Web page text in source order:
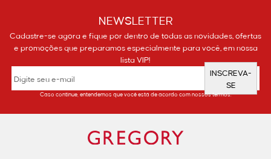
NEWSLETTER
Cadastre-se agora e fique por dentro de todas as novidades, ofertas
e promoções que preparamos especialmente para você, em nossa
lista VIP!
INSCREVA-
SE
Caso continue, entendemos que você está de acordo com nossos termos.